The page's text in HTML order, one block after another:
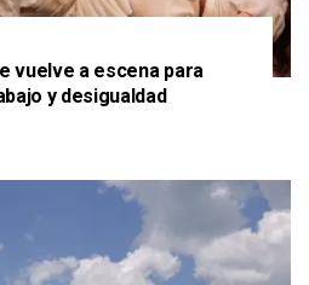
vuelve a escena para
y desigualdad